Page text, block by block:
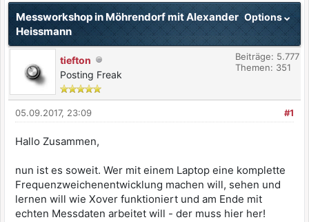
Options
Messworkshop in Möhrendorf mit Alexander
Heissmann
tiefton
Posting Freak
Beiträge: 5.777
Themen: 351
#1
05.09.2017, 23:09
Hallo Zusammen,
nun ist es soweit. Wer mit einem Laptop eine komplette
Frequenzweichenentwicklung machen will, sehen und
lernen will wie Xover funktioniert und am Ende mit
echten Messdaten arbeitet will - der muss hier her!